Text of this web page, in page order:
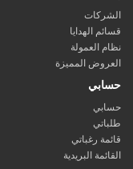
الشركات
قسائم الهدايا
نظام العمولة
العروض المميزة
حسابي
حسابي
طلباتي
قائمة رغباتي
القائمة البريدية